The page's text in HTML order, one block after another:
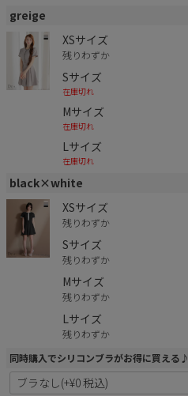
greige
XSサイズ
残りわずか
Sサイズ
在庫切れ
Mサイズ
在庫切れ
Lサイズ
在庫切れ
black×white
XSサイズ
残りわずか
Sサイズ
残りわずか
Mサイズ
残りわずか
Lサイズ
残りわずか
同時購入でシリコンブラがお得に買える♪